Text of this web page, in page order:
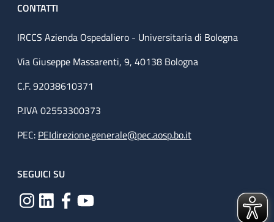
CONTATTI
IRCCS Azienda Ospedaliero - Universitaria di Bologna
Via Giuseppe Massarenti, 9, 40138 Bologna
C.F. 92038610371
P.IVA 02553300373
PEC: PEIdirezione.generale@pec.aosp.bo.it
SEGUICI SU